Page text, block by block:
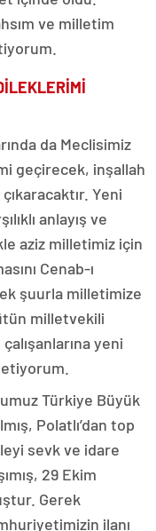
ve milletim
da Meclisimiz
geçirecek, inşallah
Yeni
anlayış ve
aziz milletimiz için
Cenab-ı
şuurla milletimize
milletvekili
yeni
Türkiye Büyük
Polatlı’dan top
sevk ve idare
29 Ekim
Gerek
ilanı